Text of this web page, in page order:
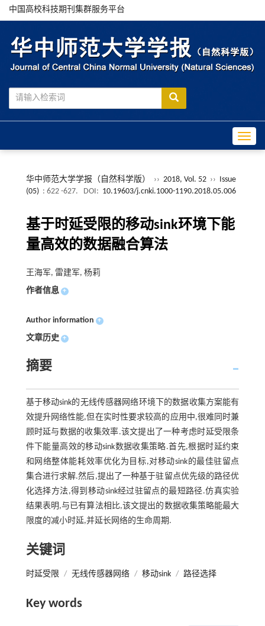
中国高校科技期刊集群服务平台
华中师范大学学报（自然科学版） ›› 2018, Vol. 52 ››
Issue
(05) : 622 -627. DOI: 10.19603/j.cnki.1000-1190.2018.05.006
基于时延受限的移动sink环境下能
量高效的数据融合算法
王海军, 雷建军, 杨莉
作者信息 +
Author information +
文章历史 +
摘要
基于移动sink的无线传感器网络环境下的数据收集方案能有
效提升网络性能,但在实时性要求较高的应用中,很难同时兼
顾时延与数据的收集效率.该文提出了一种考虑时延受限条
件下能量高效的移动sink数据收集策略.首先,根据时延约束
和网络整体能耗效率优化为目标,对移动sink的最佳驻留点
集合进行求解.然后,提出了一种基于驻留点优先级的路径优
化选择方法,得到移动sink经过驻留点的最短路径.仿真实验
结果表明,与已有算法相比,该文提出的数据收集策略能最大
限度的减小时延,并延长网络的生命周期.
关键词
时延受限 / 无线传感器网络 / 移动sink / 路径选择
Key words